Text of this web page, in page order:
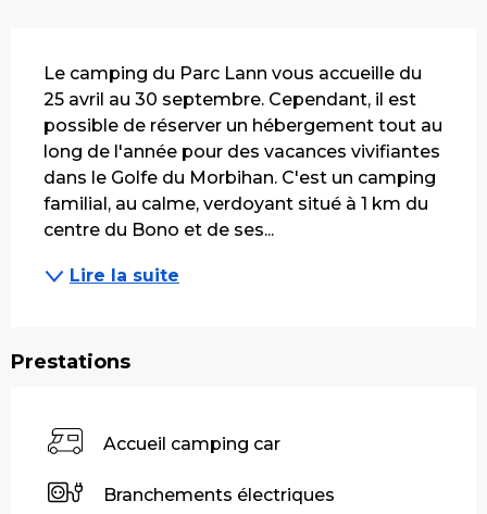
Le camping du Parc Lann vous accueille du
25 avril au 30 septembre. Cependant, il est
possible de réserver un hébergement tout au
long de l'année pour des vacances vivifiantes
dans le Golfe du Morbihan. C'est un camping
familial, au calme, verdoyant situé à 1 km du
centre du Bono et de ses...
Lire la suite
Prestations
Accueil camping car
Branchements électriques